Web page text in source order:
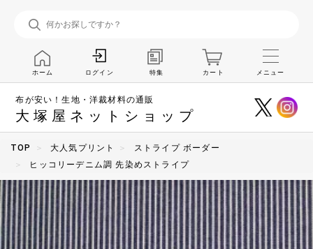
布が安い！生地・洋裁材料の通販
大塚屋ネットショップ
ホーム ログイン 特集 カート メニュー
TOP 大人気プリント
ストライプ ボーダー
ヒッコリーデニム調 先染めストライプ